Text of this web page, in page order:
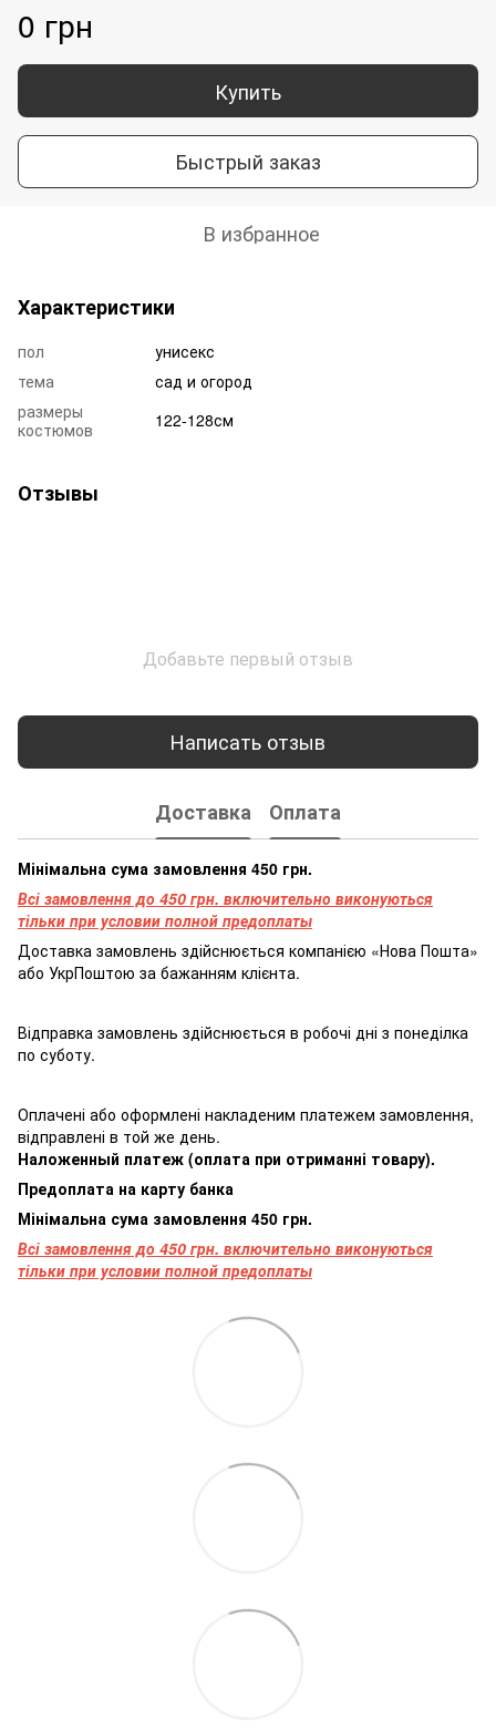
0 грн
Купить
Быстрый заказ
В избранное
Характеристики
пол
унисекс
тема
сад и огород
размеры
костюмов
122-128см
Отзывы
Добавьте первый отзыв
Написать отзыв
Доставка Оплата
Мінімальна сума замовлення 450 грн.
Всі замовлення до 450 грн. включительно виконуються
тільки при условии полной предоплаты
Доставка замовлень здійснюється компанією «Нова Пошта»
або УкрПоштою за бажанням клієнта.
Відправка замовлень здійснюється в робочі дні з понеділка
по суботу.
Оплачені або оформлені накладеним платежем замовлення,
відправлені в той же день.
Наложенный платеж (оплата при отриманні товару).
Предоплата на карту банка
Мінімальна сума замовлення 450 грн.
Всі замовлення до 450 грн. включительно виконуються
тільки при условии полной предоплаты